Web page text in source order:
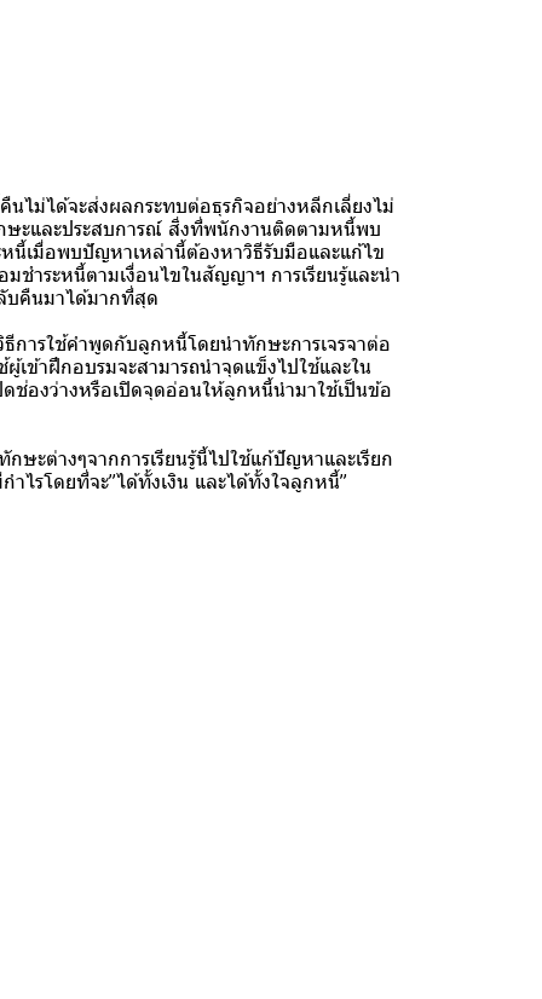
ด้จะส่งผลกระทบต่อธุรกิจอย่างหลีกเลี่ยงไม่
ษะและประสบการณ์ สิ่งที่พนักงานติดตามหนี้พบ
นี้เมื่อพบปัญหาเหล่านี้ต้องหาวิธีรับมือและแก้ไข
ชำระหนี้ตามเงื่อนไขในสัญญาฯ การเรียนรู้และนำ
บคืนมาได้มากที่สุด
รใช้คำพูดกับลูกหนี้โดยนำทักษะการเจรจาต่อ
ข้าฝึกอบรมจะสามารถนำจุดแข็งไปใช้และใน
ช่องว่างหรือเปิดจุดอ่อนให้ลูกหนี้นำมาใช้เป็นข้อ
ต่างๆจากการเรียนรู้นี้ไปใช้แก้ปัญหาและเรียก
ไรโดยที่จะ”ได้ทั้งเงิน และได้ทั้งใจลูกหนี้”